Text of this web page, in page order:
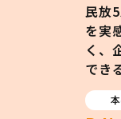
民放
を実
く、
でき